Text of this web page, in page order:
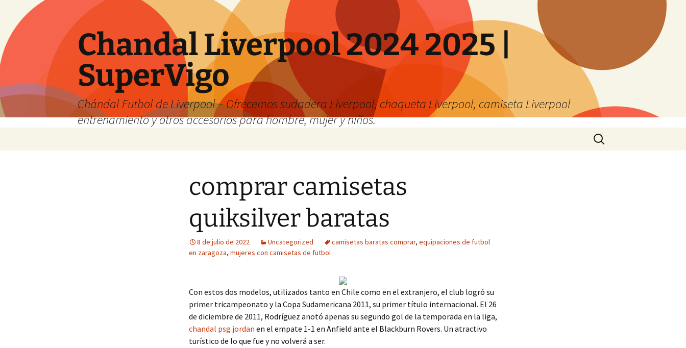
Chandal Liverpool 2024 2025 |
SuperVigo
Chándal Futbol de Liverpool – Ofrecemos sudadera Liverpool, chaqueta Liverpool, camiseta Liverpool
entrenamiento y otros accesorios para hombre, mujer y niños.
Buscar:
comprar camisetas
quiksilver baratas
8 de julio de 2022 Uncategorized camisetas baratas comprar, equipaciones de futbol
en zaragoza, mujeres con camisetas de futbol
Con estos dos modelos, utilizados tanto en Chile como en el extranjero, el club logró su
primer tricampeonato y la Copa Sudamericana 2011, su primer título internacional. El 26
de diciembre de 2011, Rodríguez anotó apenas su segundo gol de la temporada en la liga,
chandal psg jordan en el empate 1-1 en Anfield ante el Blackburn Rovers. Un atractivo
turístico de lo que fue y no volverá a ser.